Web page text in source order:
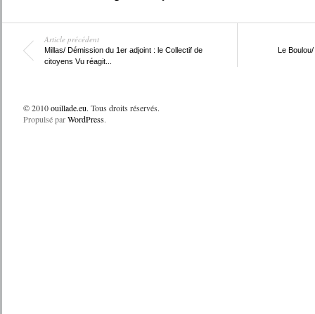
Article précédent
Millas/ Démission du 1er adjoint : le Collectif de
citoyens Vu réagit...
Le
© 2010ouillade.eu. Tous droits réservés.
Propulsé parWordPress.